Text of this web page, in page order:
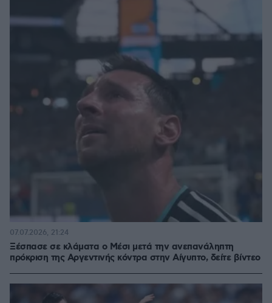
Ξέσπασε σε κλάματα ο Μέσι μετά την ανεπανάληπτη
πρόκριση της Αργεντινής κόντρα στην Αίγυπτο, δείτε βίντεο
07.07.2026, 21:24